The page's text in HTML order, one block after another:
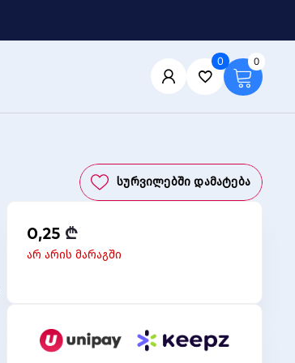
0
0
Სურვილებში Დამატება
0,25 ₾
არ არის მარაგში